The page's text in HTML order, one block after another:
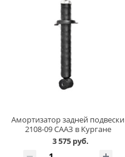
Амортизатор задней подвески
2108-09 СААЗ в Кургане
3 575 руб.